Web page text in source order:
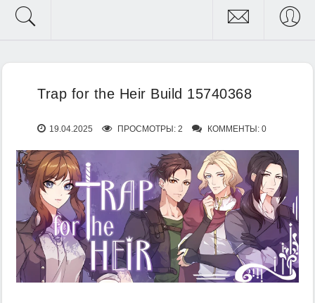
Trap for the Heir Build 15740368
19.04.2025 ПРОСМОТРЫ: 2 КОММЕНТЫ: 0